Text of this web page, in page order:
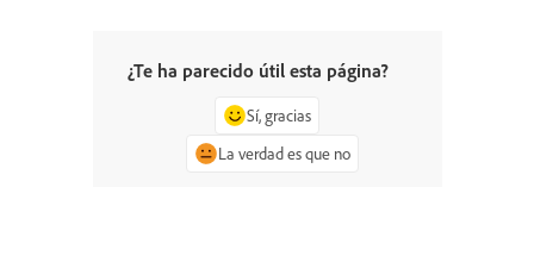
¿Te ha parecido útil esta página?
Sí, gracias
La verdad es que no